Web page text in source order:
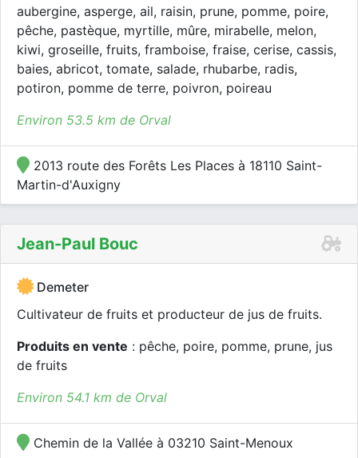
aubergine, asperge, ail, raisin, prune, pomme, poire,
pêche, pastèque, myrtille, mûre, mirabelle, melon,
kiwi, groseille, fruits, framboise, fraise, cerise, cassis,
baies, abricot, tomate, salade, rhubarbe, radis,
potiron, pomme de terre, poivron, poireau
Environ 53.5 km de Orval
2013 route des Forêts Les Places à 18110 Saint-
Martin-d'Auxigny
Jean-Paul Bouc
Demeter
Cultivateur de fruits et producteur de jus de fruits.
Produits en vente : pêche, poire, pomme, prune, jus
de fruits
Environ 54.1 km de Orval
Chemin de la Vallée à 03210 Saint-Menoux